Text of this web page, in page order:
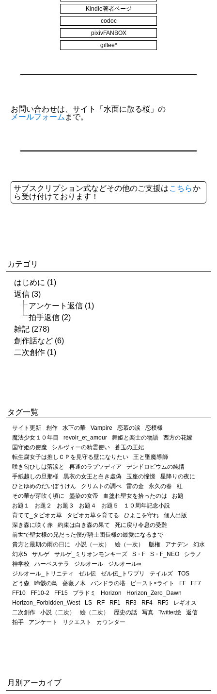
Kindle著者ページ
codoc
pixivFANBOX
giftee*
お問い合わせは、サイト「水面に散る桜」の
メールフォーム まで。
サブスクリプション式などその他のご支援は こちらか
ら受け付けております！
カテゴリ
はじめに (1)
返信 (3)
アンケート返信 (1)
拍手返信 (2)
雑記 (278)
創作話など (6)
二次創作 (1)
タグ一覧
サイト更新 創作 水下の華 Vampire 恋慕の涙
恋模様
魔法少女１０年目
revoir_et_amour 舞姫と楽士の物語
西方の花嫁
国守姫の使魔
シルヴィーの精霊使い
蒼玉の王妃
転生腐女子は推しＣＰを見守る壁になりたい
王と聖魔導師
咲き匂ひしは落涙と
再逢のラプソディア
デンドロビウムの純情
手紙越しの旦那様
黒衣の女王と白き虚偽 玉座の憧憬
星降りの夜に
ひとゆめのだいぼうけん
クリムトの調べ 雷の金 永久の春
紅
その華が芽吹く頃に
墨染の女帝 血塗れ聖女を拾ったのは
お題
お題１
お題２ お題３ お題４ お題５
１０周年記念小説
育てて_タピオカ草
タピオカ草を育てる ひよこを守れ
個人出版
深き森に咲く赤
約束は白き森の果て
死に戻り令息の受難
前世で聖女様の兄だった僕が騎士団長様の最愛になるまで
貴方と最期の雨の日に
小説（一次） 絵（一次） 版権 アナデン
幻水
幻水5
サルゲ サルゲ_ミリオンモンキーズ S・F S・F_NEO
シラノ
神学校
ハーベステラ ジルオール
ジルオール∞
ジルオール_トリニティ
ゼル伝 ゼル伝_トワプリ テイルズ
TOS
どう森
啼骸の鳥 薔薇ノ木 パンドラの塔 ビースト×ライト FF
FF7
FF10
FF10-2 FF15 ブラドミ Horizon
Horizon_Zero_Dawn
Horizon_Forbidden_West
LS RF RF1 RF3 RF4 RF5
レギオス
二次創作
小説（二次） 絵（二次） 歴史の話 写真 Twitter絵
返信
拍手
アンケート リクエスト カウンター
月別アーカイブ